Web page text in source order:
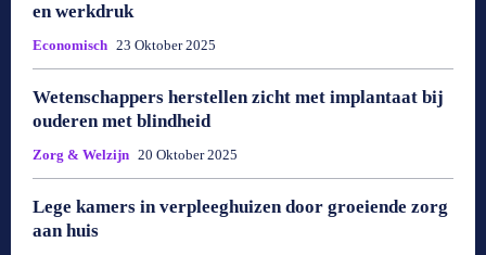
en werkdruk
Economisch 23 Oktober 2025
Wetenschappers herstellen zicht met implantaat bij
ouderen met blindheid
Zorg & Welzijn 20 Oktober 2025
Lege kamers in verpleeghuizen door groeiende zorg
aan huis